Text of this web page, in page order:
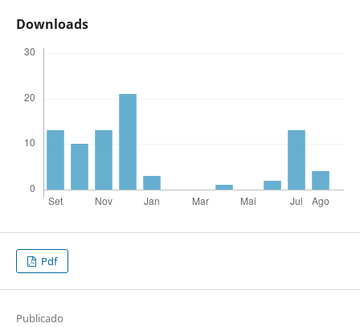
Downloads
Pdf
Publicado